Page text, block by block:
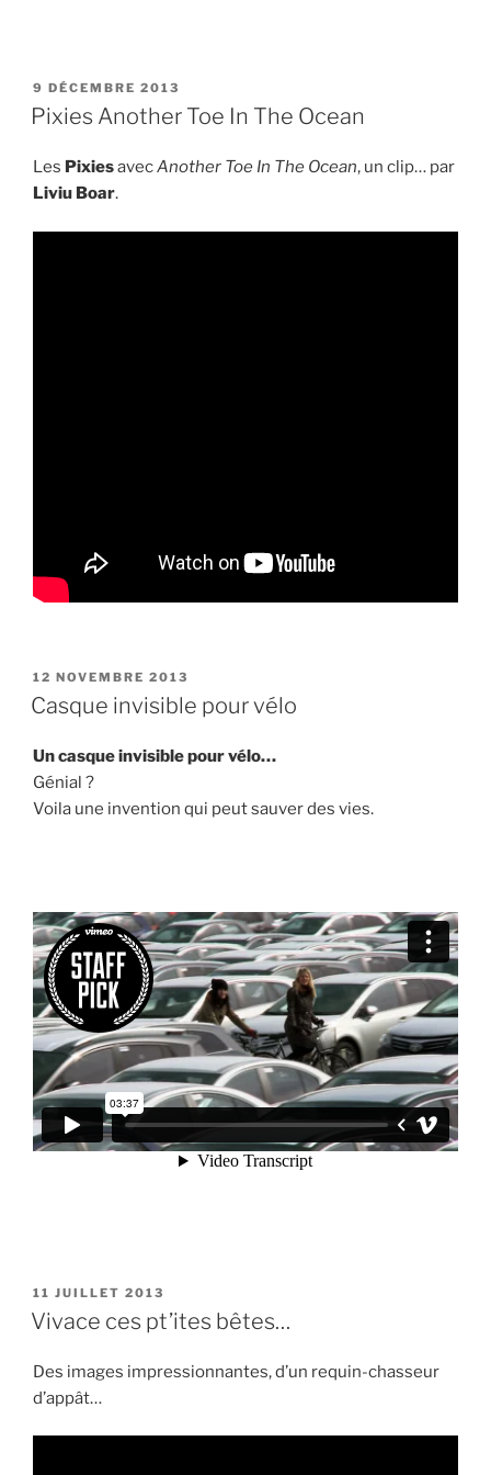
PUBLIÉ
LE
9 DÉCEMBRE 2013
Pixies Another Toe In The Ocean
Les PixiesavecAnother Toe In The Ocean, un clip… par
Liviu Boar.
PUBLIÉ
LE
12 NOVEMBRE 2013
Casque invisible pour vélo
Un casque invisible pour vélo…
Génial ?
Voila une invention qui peut sauver des vies.
PUBLIÉ
LE
11 JUILLET 2013
Vivace ces pt’ites bêtes…
Des images impressionnantes, d’un requin-chasseur
d’appât…